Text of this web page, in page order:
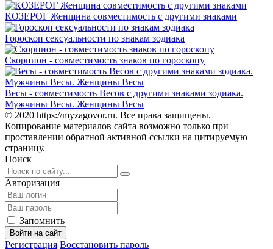
КОЗЕРОГ Женщина совместимость с другими знаками
Гороскоп сексуальности по знакам зодиака
Скорпион - совместимость знаков по гороскопу
Весы - совместимость Весов с другими знаками зодиака.
Мужчины Весы. Женщины Весы
© 2020 https://myzagovor.ru. Все права защищены.
Копирование материалов сайта возможно только при
проставлении обратной активной ссылки на цитируемую
страницу.
Поиск
Авторизация
Запомнить
Войти на сайт
Регистрация Восстановить пароль